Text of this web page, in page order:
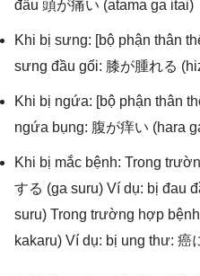
đầu 頭が痛い (atama ga itai)
Khi bị sưng: [bộ phận thân
sưng đầu gối: 膝が腫れる
Khi bị ngứa: [bộ phận thân
ngứa bụng: 腹が痒い (hara
Khi bị mắc bệnh: Trong
する (ga suru) Ví dụ: bị đau
suru) Trong trường hợp
kakaru) Ví dụ: bị ung thư: 癌